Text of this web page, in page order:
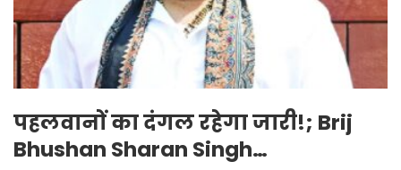
पहलवानों का दंगल रहेगा जारी!; Brij
Bhushan Sharan Singh…